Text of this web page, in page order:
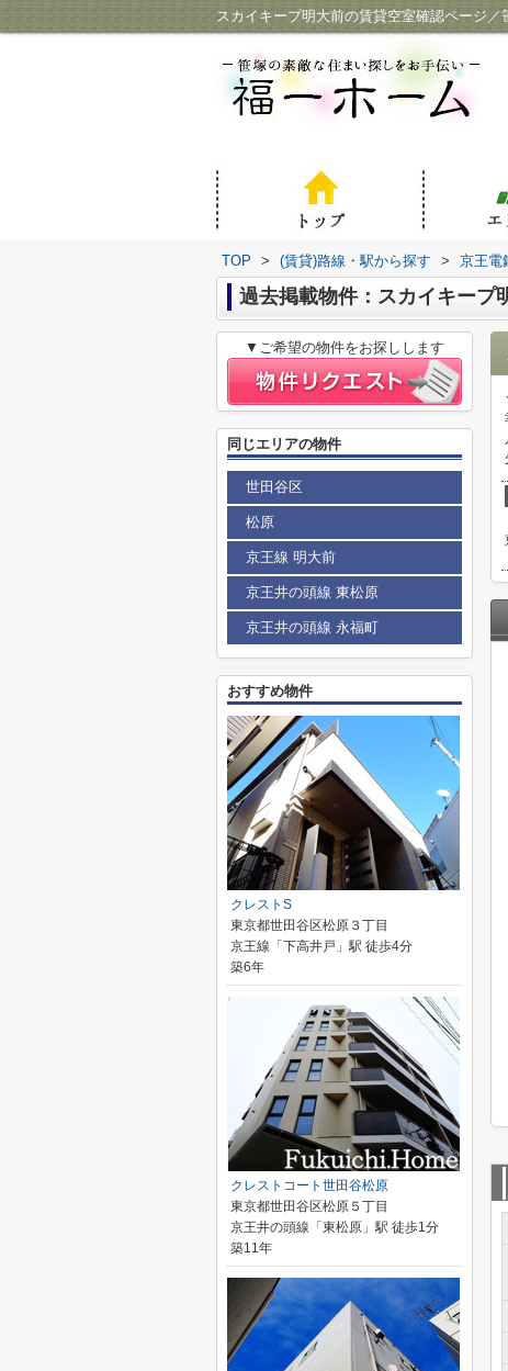
スカイキープ明大前の賃貸空室確認ページ／
TOP > (賃貸)路線・駅から探す > 京王電
過去掲載物件：スカイキープ
▼ご希望の物件をお探しします
同じエリアの物件
世田谷区
松原
京王線 明大前
京王井の頭線 東松原
京王井の頭線 永福町
おすすめ物件
クレストS
東京都世田谷区松原３丁目
京王線「下高井戸」駅 徒歩4分
築6年
クレストコート世田谷松原
東京都世田谷区松原５丁目
京王井の頭線「東松原」駅 徒歩1分
築11年